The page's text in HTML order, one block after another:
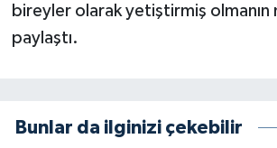
bireyler olarak yetiştirmiş olmanın
paylaştı.
Bunlar da ilginizi çekebilir